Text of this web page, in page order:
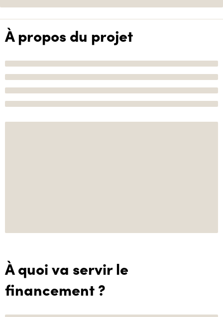
À propos du projet
À quoi va servir le
financement ?